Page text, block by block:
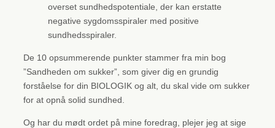
overset sundhedspotentiale, der kan erstatte
negative sygdomsspiraler med positive
sundhedsspiraler.
De 10 opsummerende punkter stammer fra min bog
”Sandheden om sukker”, som giver dig en grundig
forståelse for din BIOLOGIK og alt, du skal vide om sukker
for at opnå solid sundhed.
Og har du mødt ordet på mine foredrag, plejer jeg at sige